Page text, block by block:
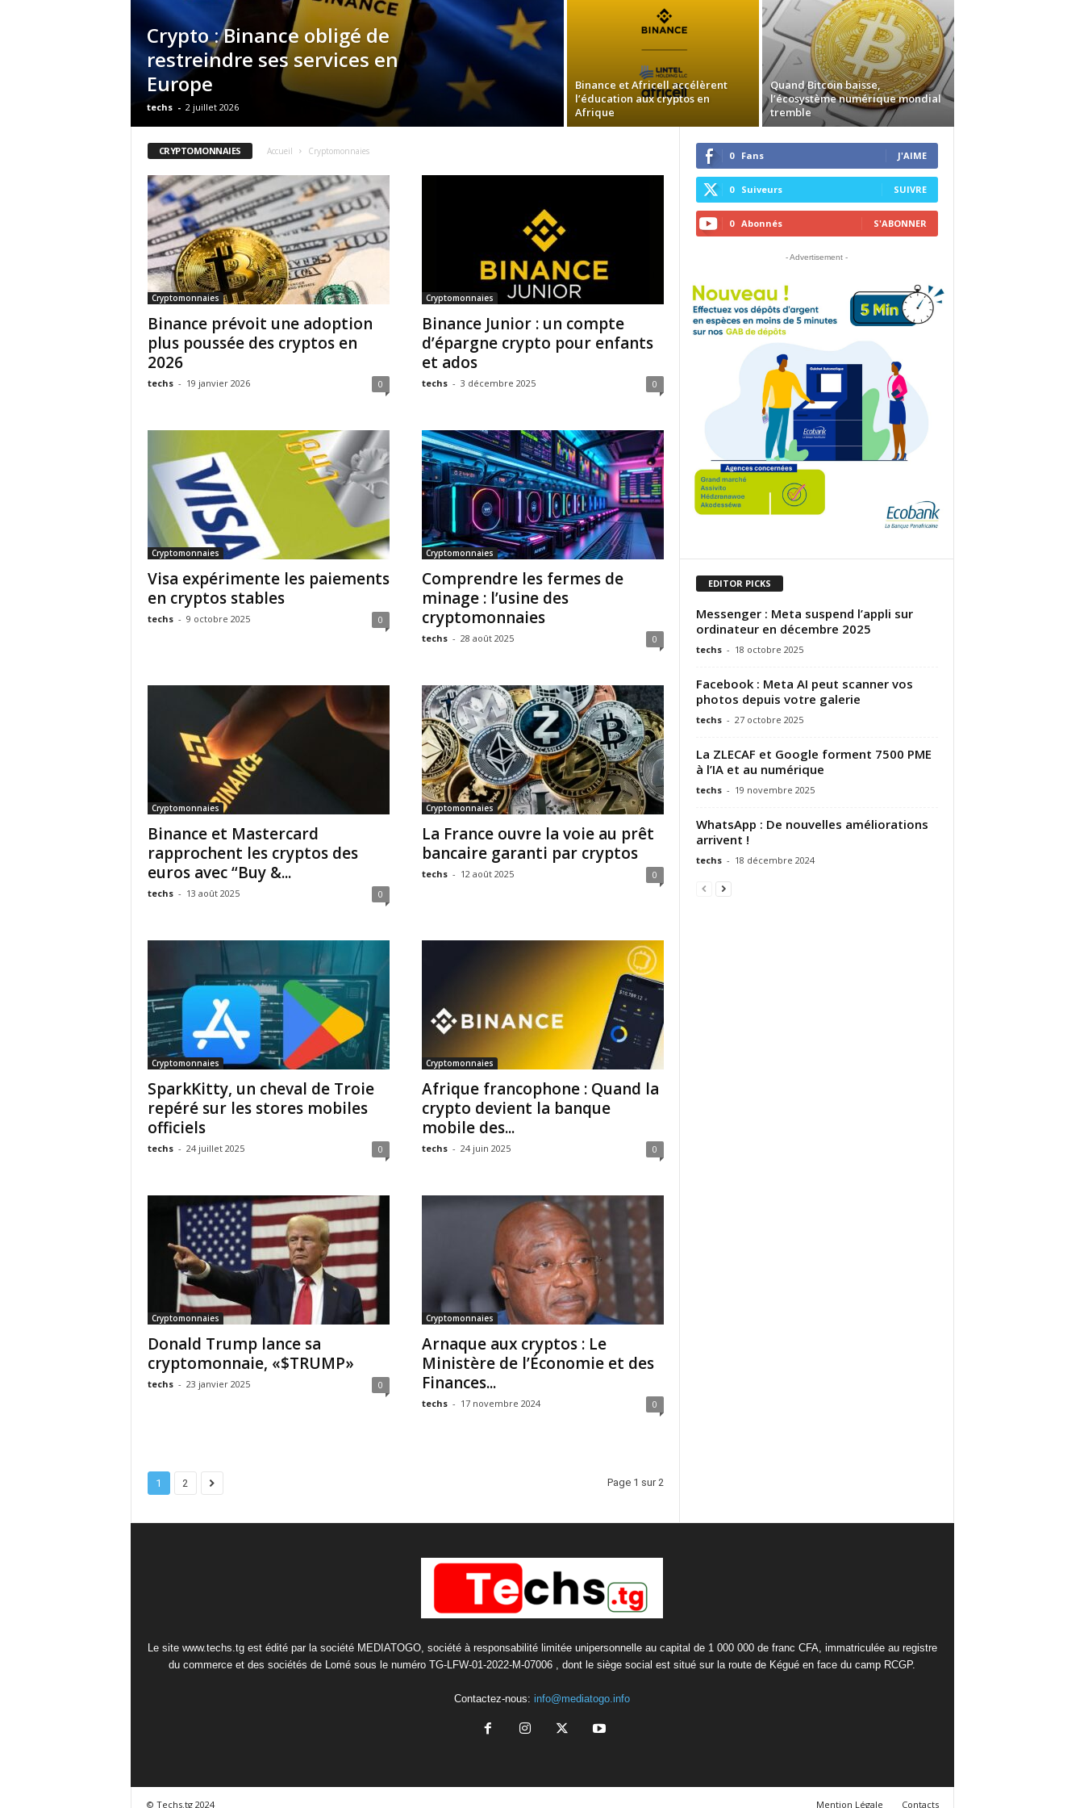
Crypto : Binance obligé de
restreindre ses services en
Europe
techs - 2 juillet 2026
Binance et Africell accélèrent
l’éducation aux cryptos en
Afrique
Quand Bitcoin baisse,
l’écosystème numérique mondial
tremble
CRYPTOMONNAIES Accueil Cryptomonnaies
Cryptomonnaies
Binance prévoit une adoption
plus poussée des cryptos en
2026
techs - 19 janvier 2026 0
Cryptomonnaies
Binance Junior : un compte
d’épargne crypto pour enfants
et ados
techs - 3 décembre 2025 0
Cryptomonnaies
Visa expérimente les paiements
en cryptos stables
techs - 9 octobre 2025 0
Cryptomonnaies
Comprendre les fermes de
minage : l’usine des
cryptomonnaies
techs - 28 août 2025 0
Cryptomonnaies
Binance et Mastercard
rapprochent les cryptos des
euros avec “Buy &...
techs - 13 août 2025 0
Cryptomonnaies
La France ouvre la voie au prêt
bancaire garanti par cryptos
techs - 12 août 2025 0
Cryptomonnaies
SparkKitty, un cheval de Troie
repéré sur les stores mobiles
officiels
techs - 24 juillet 2025 0
Cryptomonnaies
Afrique francophone : Quand la
crypto devient la banque
mobile des...
techs - 24 juin 2025 0
Cryptomonnaies
Donald Trump lance sa
cryptomonnaie, «$TRUMP»
techs - 23 janvier 2025 0
Cryptomonnaies
Arnaque aux cryptos : Le
Ministère de l’Économie et des
Finances...
techs - 17 novembre 2024 0
1 2 Page 1 sur 2
0 Fans J'AIME
0 Suiveurs SUIVRE
0 Abonnés S'ABONNER
- Advertisement -
EDITOR PICKS
Messenger : Meta suspend l’appli sur
ordinateur en décembre 2025
techs - 18 octobre 2025
Facebook : Meta AI peut scanner vos
photos depuis votre galerie
techs - 27 octobre 2025
La ZLECAF et Google forment 7500 PME
à l’IA et au numérique
techs - 19 novembre 2025
WhatsApp : De nouvelles améliorations
arrivent !
techs - 18 décembre 2024
Le site www.techs.tg est édité par la société MEDIATOGO, société à responsabilité limitée unipersonnelle au capital de 1 000 000 de franc CFA, immatriculée au registre
du commerce et des sociétés de Lomé sous le numéro TG-LFW-01-2022-M-07006 , dont le siège social est situé sur la route de Kégué en face du camp RCGP.
Contactez-nous: info@mediatogo.info
Mention Légale Contacts
© Techs.tg 2024